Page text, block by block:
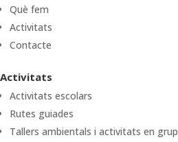
Què fem
Activitats
Contacte
Activitats
Activitats escolars
Rutes guiades
Tallers ambientals i activitats en grup